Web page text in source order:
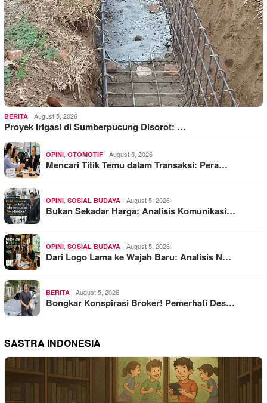
BERITA August 5, 2026
Proyek Irigasi di Sumberpucung Disorot: …
OPINI OTOMOTIF August 5, 2026
Mencari Titik Temu dalam Transaksi: Pera…
OPINI SOSIAL BUDAYA August 5, 2026
Bukan Sekadar Harga: Analisis Komunikasi…
OPINI SOSIAL BUDAYA August 5, 2026
Dari Logo Lama ke Wajah Baru: Analisis N…
BERITA August 5, 2026
Bongkar Konspirasi Broker! Pemerhati Des…
SASTRA INDONESIA